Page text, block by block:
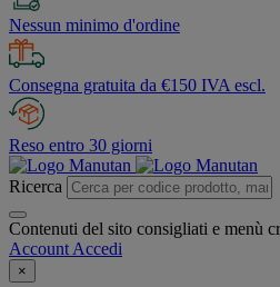
Nessun minimo d'ordine
Consegna gratuita da €150 IVA escl.
Reso entro 30 giorni
Ricerca
Contenuti del sito consigliati e menù
Account Accedi
×